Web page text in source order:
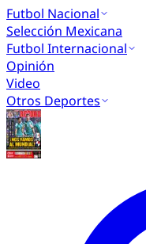
Futbol Nacional
Selección Mexicana
Futbol Internacional
Opinión
Video
Otros Deportes